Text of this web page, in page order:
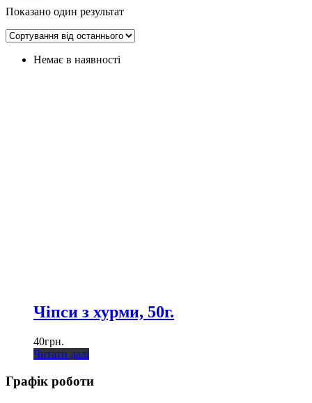
Показано один результат
Немає в наявності
Чіпси з хурми, 50г.
40грн.
Читати далі
Графік роботи